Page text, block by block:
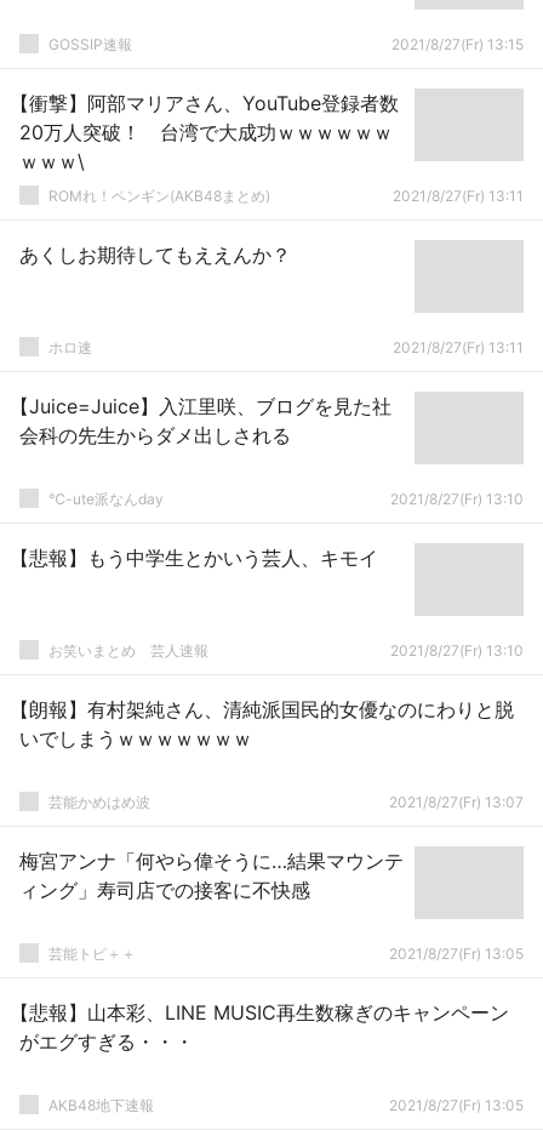
GOSSIP速報 2021/8/27(Fr) 13:15
【衝撃】阿部マリアさん、YouTube登録者数
20万人突破！ 台湾で大成功ｗｗｗｗｗｗ
ｗｗｗ\
ROMれ！ペンギン(AKB48まとめ) 2021/8/27(Fr) 13:11
あくしお期待してもええんか？
ホロ速 2021/8/27(Fr) 13:11
【Juice=Juice】入江里咲、ブログを見た社
会科の先生からダメ出しされる
℃-ute派なんday 2021/8/27(Fr) 13:10
【悲報】もう中学生とかいう芸人、キモイ
お笑いまとめ 芸人速報 2021/8/27(Fr) 13:10
【朗報】有村架純さん、清純派国民的女優なのにわりと脱
いでしまうｗｗｗｗｗｗｗ
芸能かめはめ波 2021/8/27(Fr) 13:07
梅宮アンナ「何やら偉そうに…結果マウンテ
ィング」寿司店での接客に不快感
芸能トピ＋＋ 2021/8/27(Fr) 13:05
【悲報】山本彩、LINE MUSIC再生数稼ぎのキャンペーン
がエグすぎる・・・
AKB48地下速報 2021/8/27(Fr) 13:05